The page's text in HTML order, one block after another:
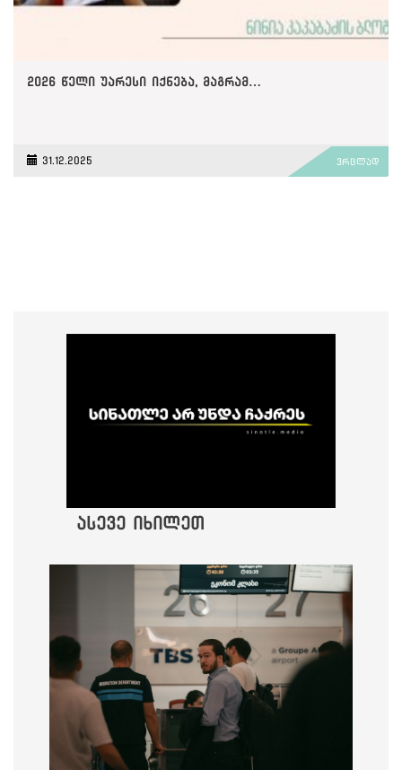
2026 წელი უარესი იქნება, მაგრამ…
31.12.2025 ვრცლად
ასევე იხილეთ